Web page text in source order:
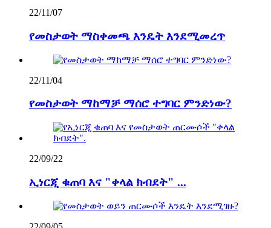
22/11/07
የመስታወት ማስቀመጫ እንዴት እንደሚመረጥ
22/11/04
የመስታወት ማከማቻ ማሰሮ ተግባር ምንድነው?
22/09/22
ኢነርጂ ቁጠባ እና "ቀላል ክብደት" ...